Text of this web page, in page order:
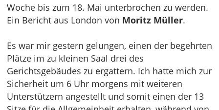
Woche bis zum 18. Mai unterbrochen zu werden.
Ein Bericht aus London von Moritz Müller.
Es war mir gestern gelungen, einen der begehrten
Plätze im zu kleinen Saal drei des
Gerichtsgebäudes zu ergattern. Ich hatte mich zur
Sicherheit um 6 Uhr morgens mit weiteren
Unterstützern angestellt und somit einen der 13